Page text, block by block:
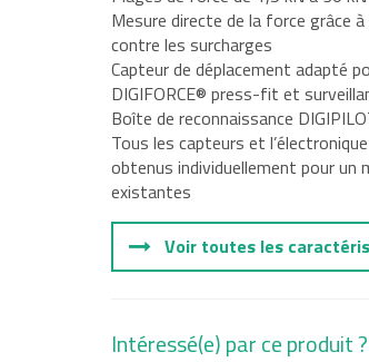
Mesure directe de la force grâce
contre les surcharges
Capteur de déplacement adapté
DIGIFORCE® press-fit et
Boîte de reconnaissance
Tous les capteurs et
obtenus individuellement pour un
existantes
Voir toutes les
Intéressé(e) par ce produit